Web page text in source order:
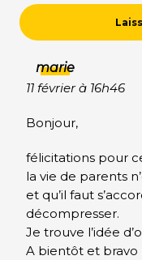
marie
11 février à 16h46
Bonjour,
félicitations pour
la vie de parents
et qu’il faut
décompresser.
Je trouve l’idée
A bientôt et bravo